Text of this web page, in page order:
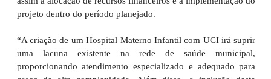
projeto dentro do período planejado.
“A criação de um Hospital Materno Infantil com UCI irá suprir
uma lacuna existente na rede de saúde municipal,
proporcionando atendimento especializado e adequado para